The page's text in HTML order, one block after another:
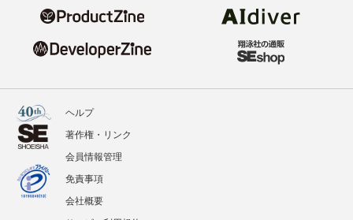
ヘルプ
著作権・リンク
会員情報管理
免責事項
会社概要